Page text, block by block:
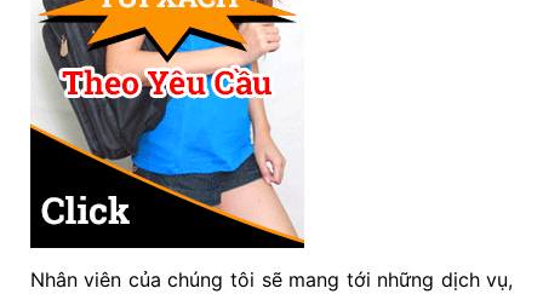
Nhân viên của chúng tôi sẽ mang tới những dịch vụ,